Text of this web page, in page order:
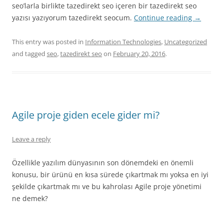
seo’larla birlikte tazedirekt seo içeren bir tazedirekt seo
yazısı yazıyorum tazedirekt seocum. Continue reading →
This entry was posted in Information Technologies, Uncategorized
and tagged seo,tazedirekt seo on February 20, 2016.
Agile proje giden ecele gider mi?
Leave a reply
Özellikle yazılım dünyasının son dönemdeki en önemli
konusu, bir ürünü en kısa sürede çıkartmak mı yoksa en iyi
şekilde çıkartmak mı ve bu kahrolası Agile proje yönetimi
ne demek?